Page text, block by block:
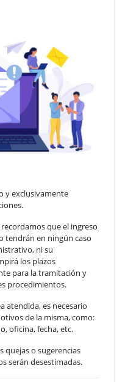
y exclusivamente
que el ingreso
tendrán en ningún caso
ni su
los plazos
para la tramitación y
procedimientos.
atendida, es necesario
de la misma, como:
oficina, fecha, etc.
quejas o sugerencias
serán desestimadas.